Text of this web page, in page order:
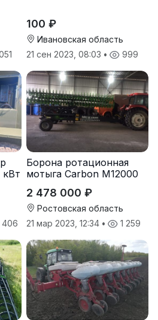
100 ₽
Ивановская область
21 сен 2023, 08:03 • 999
кВт
406
Борона ротационная
мотыга Carbon М12000
2 478 000 ₽
Ростовская область
21 мар 2023, 12:34 • 1 259